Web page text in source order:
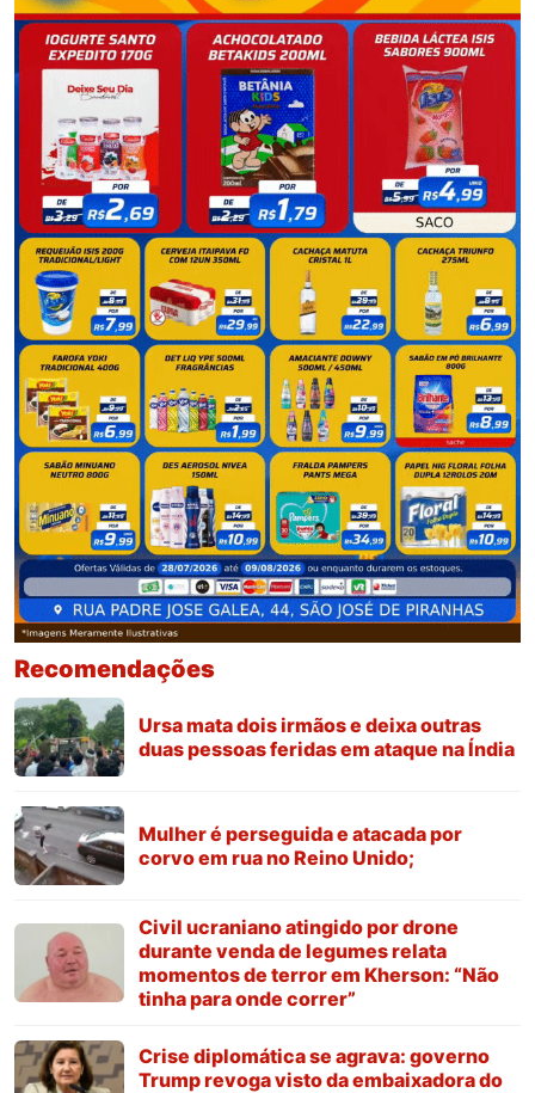
Recomendações
Ursa mata dois irmãos e deixa outras
duas pessoas feridas em ataque na Índia
Mulher é perseguida e atacada por
corvo em rua no Reino Unido;
Civil ucraniano atingido por drone
durante venda de legumes relata
momentos de terror em Kherson: “Não
tinha para onde correr”
Crise diplomática se agrava: governo
Trump revoga visto da embaixadora do